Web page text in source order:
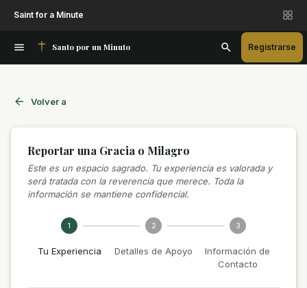
Saint for a Minute
Santo por un Minuto Registrarse
Volver a
Reportar una Gracia o Milagro
Este es un espacio sagrado. Tu experiencia es valorada y
será tratada con la reverencia que merece. Toda la
información se mantiene confidencial.
1
Tu Experiencia
2
Detalles de Apoyo
3
Información de
Contacto